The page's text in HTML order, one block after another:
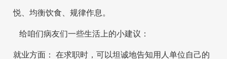
悦、均衡饮食、规律作息。
给咱们病友们一些生活上的小建议：
就业方面： 在求职时，可以坦诚地告知用人单位自己的